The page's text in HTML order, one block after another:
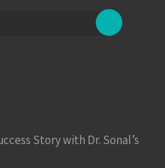
Story with Dr. Sonal’s